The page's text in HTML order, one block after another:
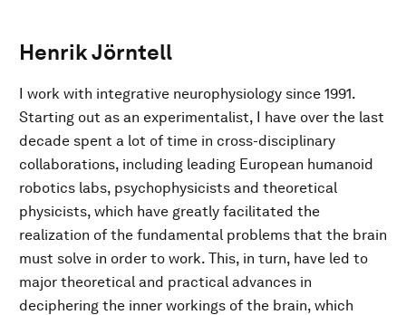
Henrik Jörntell
I work with integrative neurophysiology since 1991.
Starting out as an experimentalist, I have over the last
decade spent a lot of time in cross-disciplinary
collaborations, including leading European humanoid
robotics labs, psychophysicists and theoretical
physicists, which have greatly facilitated the
realization of the fundamental problems that the brain
must solve in order to work. This, in turn, have led to
major theoretical and practical advances in
deciphering the inner workings of the brain, which